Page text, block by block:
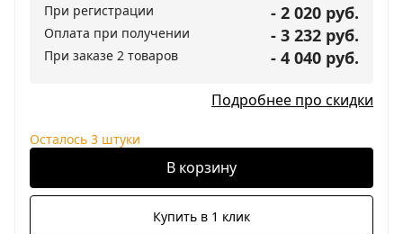
При регистрации - 2 020 руб.
Оплата при получении - 3 232 руб.
При заказе 2 товаров - 4 040 руб.
Подробнее про скидки
Осталось 3 штуки
В корзину
Купить в 1 клик